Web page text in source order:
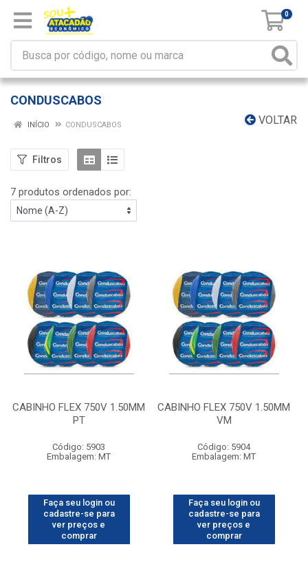
0
CONDUSCABOS
VOLTAR
INÍCIO CONDUSCABOS
Filtros
7 produtos ordenados por:
CABINHO FLEX 750V 1.50MM
PT
Código: 5903
Embalagem: MT
Faça seu login ou
cadastre-se para
ver preços e
comprar
CABINHO FLEX 750V 1.50MM
VM
Código: 5904
Embalagem: MT
Faça seu login ou
cadastre-se para
ver preços e
comprar